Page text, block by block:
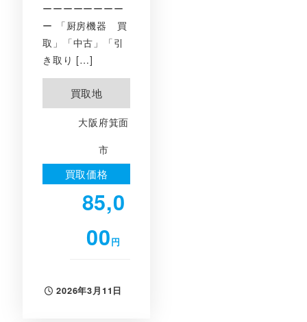
ーーーーーーーー
ー 「厨房機器 買
取」「中古」「引
き取り […]
買取地
大阪府箕面
市
買取価格
85,0
00円
投稿日
2026年3月11日